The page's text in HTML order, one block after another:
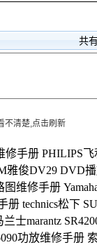
共
不清楚,点击刷新
修手册 PHILIPS
雅俊DV29 DVD
图维修手册
册 technics松下
兰士marantz
功放维修手册